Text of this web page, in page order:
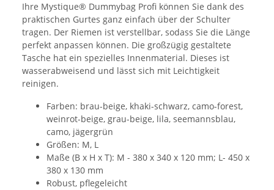
Ihre Mystique® Dummybag Profi können Sie dank des
praktischen Gurtes ganz einfach über der Schulter
tragen. Der Riemen ist verstellbar, sodass Sie die Länge
perfekt anpassen können. Die großzügig gestaltete
Tasche hat ein spezielles Innenmaterial. Dieses ist
wasserabweisend und lässt sich mit Leichtigkeit
reinigen.
Farben: brau-beige, khaki-schwarz, camo-forest,
weinrot-beige, grau-beige, lila, seemannsblau,
camo, jägergrün
Größen: M, L
Maße (B x H x T): M - 380 x 340 x 120 mm; L- 450 x
380 x 130 mm
Robust, pflegeleicht